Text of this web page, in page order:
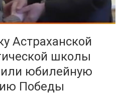
Астраханской
школы
юбилейную
Победы